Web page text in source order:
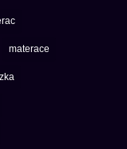
materace